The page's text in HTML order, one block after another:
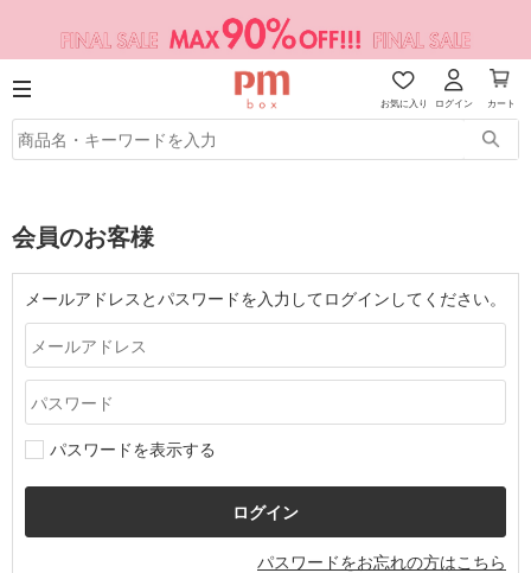
お気に入り ログイン カート
会員のお客様
メールアドレスとパスワードを入力してログインしてください。
パスワードを表示する
パスワードをお忘れの方はこちら